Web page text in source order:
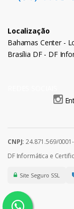
Localização
Bahamas Center -
Brasília DF - DF
CNPJ: 24.871.569/
DF Informática e
Site Seguro SSL